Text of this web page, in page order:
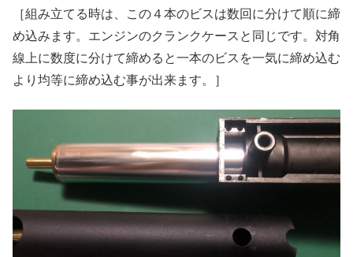
［組み立てる時は、この４本のビスは数回に分けて順に締
め込みます。エンジンのクランクケースと同じです。対角
線上に数度に分けて締めると一本のビスを一気に締め込む
より均等に締め込む事が出来ます。］